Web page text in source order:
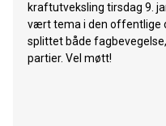
kraftutveksling tirsdag 9.
vært tema i den offentlige
splittet både
partier. Vel møtt!